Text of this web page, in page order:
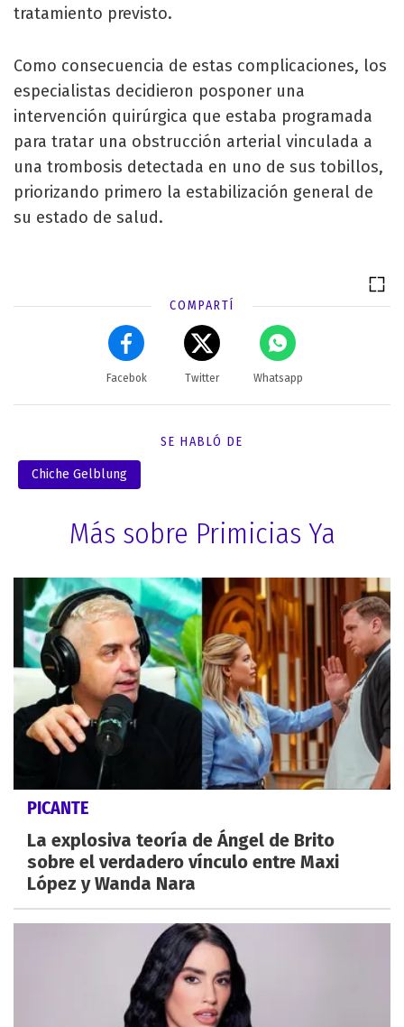
tratamiento previsto.
Como consecuencia de estas complicaciones, los
especialistas decidieron posponer una
intervención quirúrgica que estaba programada
para tratar una obstrucción arterial vinculada a
una trombosis detectada en uno de sus tobillos,
priorizando primero la estabilización general de
su estado de salud.
COMPARTÍ
Facebok Twitter Whatsapp
SE HABLÓ DE
Chiche Gelblung
Más sobre Primicias Ya
PICANTE
La explosiva teoría de Ángel de Brito
sobre el verdadero vínculo entre Maxi
López y Wanda Nara